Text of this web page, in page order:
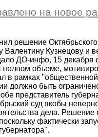
на новое
решение Октябрьского
Кузнецову и
ДО-инфо, 15 декабря
полном объеме,
в рамках "общественной
должно быть
представитель
суд якобы
дела. Решение
фактически